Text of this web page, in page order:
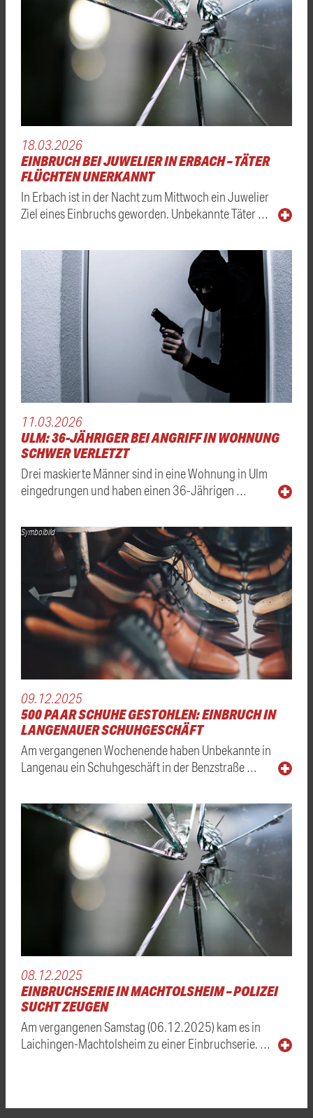
18.03.2026
EINBRUCH BEI JUWELIER IN ERBACH – TÄTER
FLÜCHTEN UNERKANNT
In Erbach ist in der Nacht zum Mittwoch ein Juwelier
Ziel eines Einbruchs geworden. Unbekannte Täter …
11.03.2026
ULM: 36-JÄHRIGER BEI ANGRIFF IN WOHNUNG
SCHWER VERLETZT
Drei maskierte Männer sind in eine Wohnung in Ulm
eingedrungen und haben einen 36-Jährigen …
Symbolbild
09.12.2025
500 PAAR SCHUHE GESTOHLEN: EINBRUCH IN
LANGENAUER SCHUHGESCHÄFT
Am vergangenen Wochenende haben Unbekannte in
Langenau ein Schuhgeschäft in der Benzstraße …
08.12.2025
EINBRUCHSERIE IN MACHTOLSHEIM – POLIZEI
SUCHT ZEUGEN
Am vergangenen Samstag (06.12.2025) kam es in
Laichingen-Machtolsheim zu einer Einbruchserie. …